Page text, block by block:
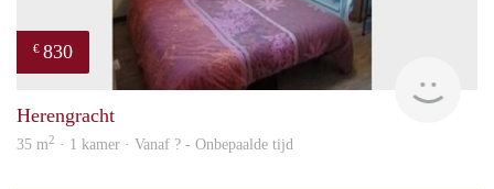
€ 830
Herengracht
35 m2 · 1 kamer · Vanaf ? - Onbepaalde tijd